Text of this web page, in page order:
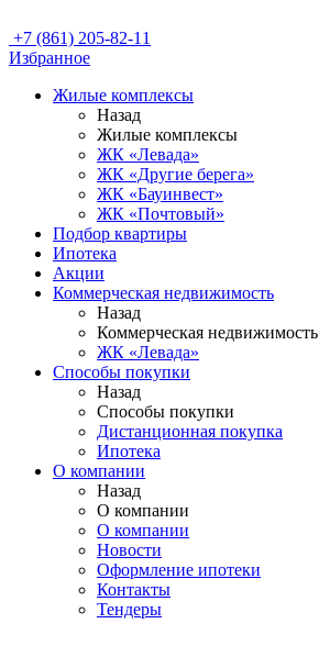
+7 (861) 205-82-11
Избранное
Жилые комплексы
Назад
Жилые комплексы
ЖК «Левада»
ЖК «Другие берега»
ЖК «Бауинвест»
ЖК «Почтовый»
Подбор квартиры
Ипотека
Акции
Коммерческая недвижимость
Назад
Коммерческая недвижимость
ЖК «Левада»
Способы покупки
Назад
Способы покупки
Дистанционная покупка
Ипотека
О компании
Назад
О компании
О компании
Новости
Оформление ипотеки
Контакты
Тендеры